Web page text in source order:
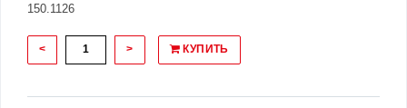
150.1126
< > КУПИТЬ